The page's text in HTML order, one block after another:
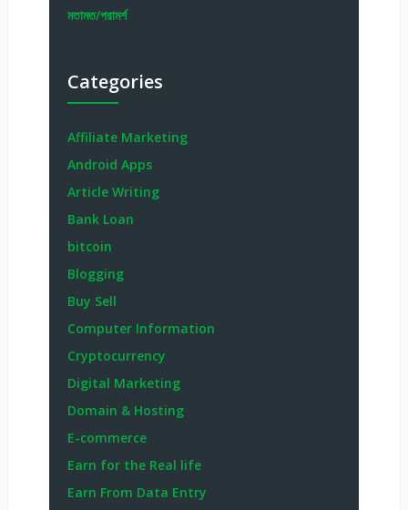
মতামত/পরামর্শ
Categories
Affiliate Marketing
Android Apps
Article Writing
Bank Loan
bitcoin
Blogging
Buy Sell
Computer Information
Cryptocurrency
Digital Marketing
Domain & Hosting
E-commerce
Earn for the Real life
Earn From Data Entry